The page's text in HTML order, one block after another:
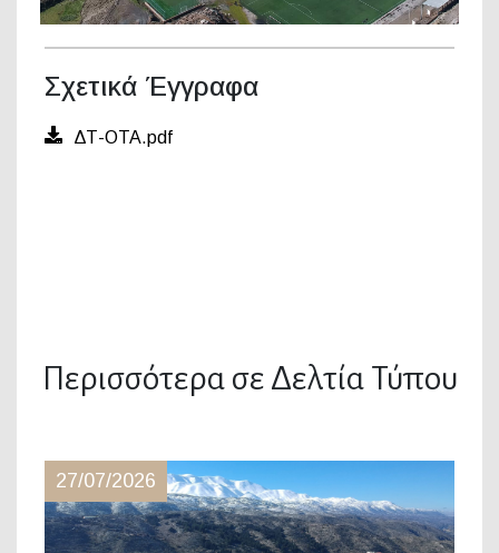
Σχετικά Έγγραφα
ΔΤ-ΟΤΑ.pdf
Περισσότερα σε Δελτία Τύπου
27/07/2026